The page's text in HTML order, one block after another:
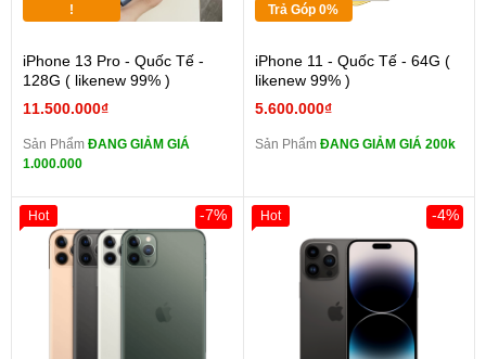
!
iPhone 13 Pro - Quốc Tế -
128G ( likenew 99% )
11.500.000₫
Sản Phẩm ĐANG GIẢM GIÁ
1.000.000
Trả Góp 0%
iPhone 11 - Quốc Tế - 64G (
likenew 99% )
5.600.000₫
Sản Phẩm ĐANG GIẢM GIÁ 200k
-7%
Hot -4%
Hot